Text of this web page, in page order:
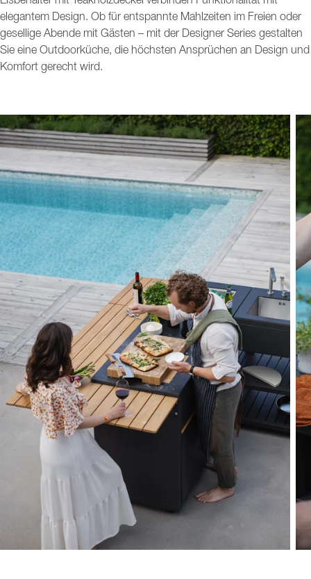
elegantem Design. Ob für entspannte Mahlzeiten im Freien oder
gesellige Abende mit Gästen – mit der Designer Series gestalten
Sie eine Outdoorküche, die höchsten Ansprüchen an Design und
Komfort gerecht wird.